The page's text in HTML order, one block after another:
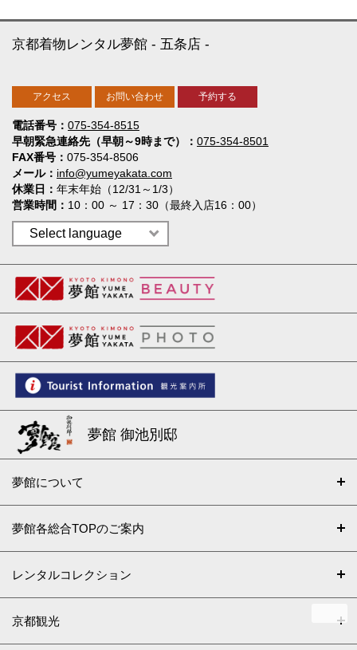
電話番号
075-354-8515
早朝緊急連絡先（早朝～9時まで）
075-354-8501
FAX番号
075-354-8506
メール
info@yumeyakata.com
休業日
年末年始（12/31～1/3）
営業時間
10：00 ～ 17：30（最終入店16：00）
京都着物レンタル夢館 五条店
アクセス お問い合わせ 予約する
夢館 御池別邸
夢館について
夢館各総合TOPのご案内
レンタルコレクション
京都観光